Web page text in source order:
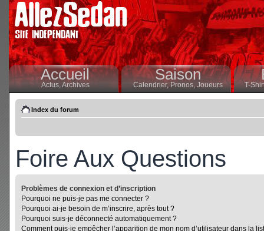
Accueil
Actus,Archives
Saison
Calendrier,Pronos, Joueurs T-
Index du forum
Foire Aux Questions
Problèmes de connexion et d’inscription
Pourquoi ne puis-je pas me connecter ?
Pourquoi ai-je besoin de m’inscrire, après tout ?
Pourquoi suis-je déconnecté automatiquement ?
Comment puis-je empêcher l’apparition de mon nom d’utilisateur dans la